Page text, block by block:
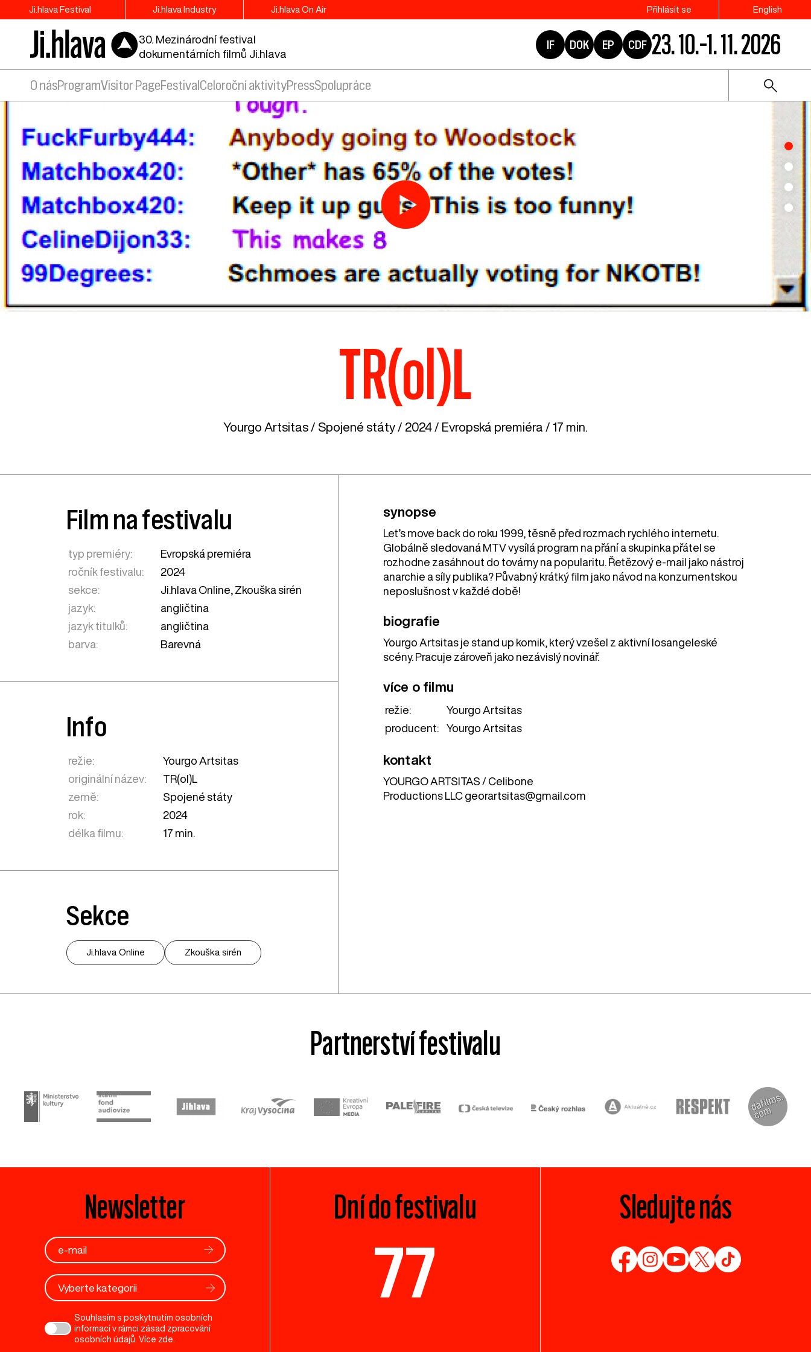
Ji.hlava Festival Ji.hlava Industry Ji.hlava On Air Přihlásit se English
30. Mezinárodní festival
dokumentárních filmů Ji.hlava
IF DOK EP CDF 23. 10.–1. 11. 2026
O násProgramVisitor PageFestival Celoroční aktivityPressSpolupráce
TR(ol)L
Yourgo Artsitas / Spojené státy / 2024 / Evropská premiéra / 17 min.
synopse
Let’s move back do roku 1999, těsně před rozmach rychlého internetu.
Globálně sledovaná MTV vysílá program na přání a skupinka přátel se
rozhodne zasáhnout do továrny na popularitu. Řetězový e-mail jako nástroj
anarchie a síly publika? Půvabný krátký film jako návod na konzumentskou
neposlušnost v každé době!
biografie
Yourgo Artsitas je stand up komik, který vzešel z aktivní losangeleské
scény. Pracuje zároveň jako nezávislý novinář.
více o filmu
režie:
Yourgo Artsitas
producent:
Yourgo Artsitas
kontakt
YOURGO ARTSITAS / Celibone
Productions LLC georartsitas@gmail.com
Film na festivalu
typ premiéry:
Evropská premiéra
ročník festivalu:
2024
sekce:
Ji.hlava Online Zkouška sirén
jazyk:
angličtina
jazyk titulků:
angličtina
barva:
Barevná
Info
režie:
Yourgo Artsitas
originální název:
TR(ol)L
země:
Spojené státy
rok:
2024
délka filmu:
17 min.
Sekce
Ji.hlava Online Zkouška sirén
Partnerství festivalu
Newsletter
Vyberte kategorii
Souhlasím s poskytnutím osobních
informací v rámci zásad zpracování
osobních údajů. Více zde.
Dní do festivalu
77
Sledujte nás